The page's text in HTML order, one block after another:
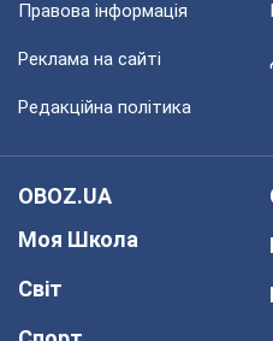
Правова інформація
Реклама на сайті
Редакційна політика
OBOZ.UA
Моя Школа
Світ